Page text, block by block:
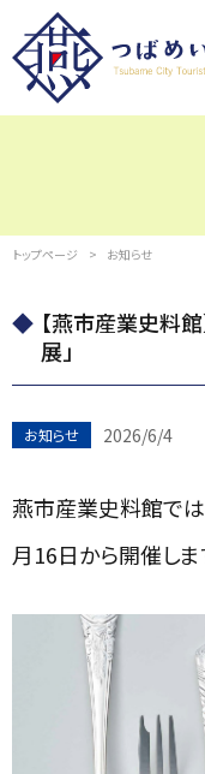
トップページ お知らせ
【燕市産業史料
展」
お知らせ 2026/6/4
燕市産業史料館では
月16日から開催しま